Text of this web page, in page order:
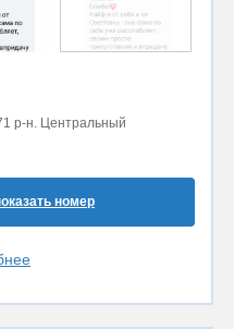
р-н. Центральный
номер